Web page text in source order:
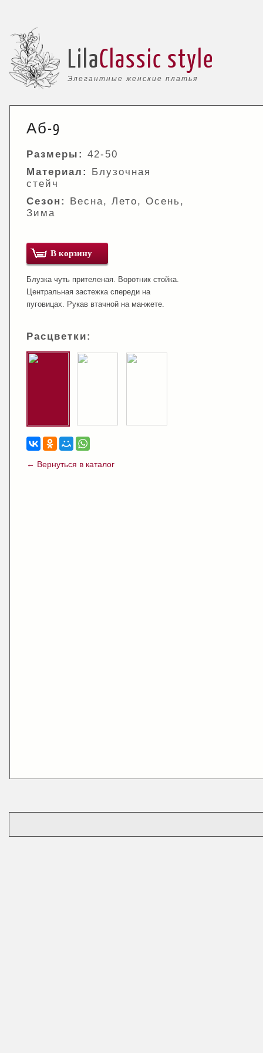
Элегантные женские платья
LilaClassic style
Аб-9
Размеры: 42-50
Материал:
Блузочная
стейч
Сезон:
Весна, Лето, Осень,
Зима
В корзину
Блузка чуть прителеная. Воротник стойка.
Центральная застежка спереди на
пуговицах. Рукав втачной на манжете.
Расцветки:
← Вернуться в каталог